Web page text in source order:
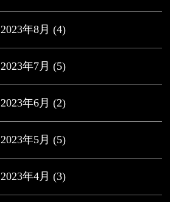
2023年8月 (4)
2023年7月 (5)
2023年6月 (2)
2023年5月 (5)
2023年4月 (3)